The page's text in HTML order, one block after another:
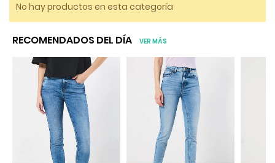
No hay productos en esta categoría
RECOMENDADOS DEL DÍA VER MÁS